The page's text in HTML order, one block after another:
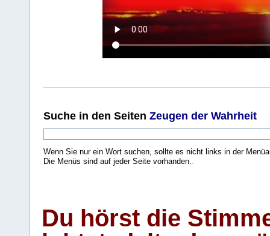
Suche in den Seiten Zeugen der Wahrheit
Wenn Sie nur ein Wort suchen, sollte es nicht links in der
Die Menüs sind auf jeder Seite vorhanden..
Du hörst die